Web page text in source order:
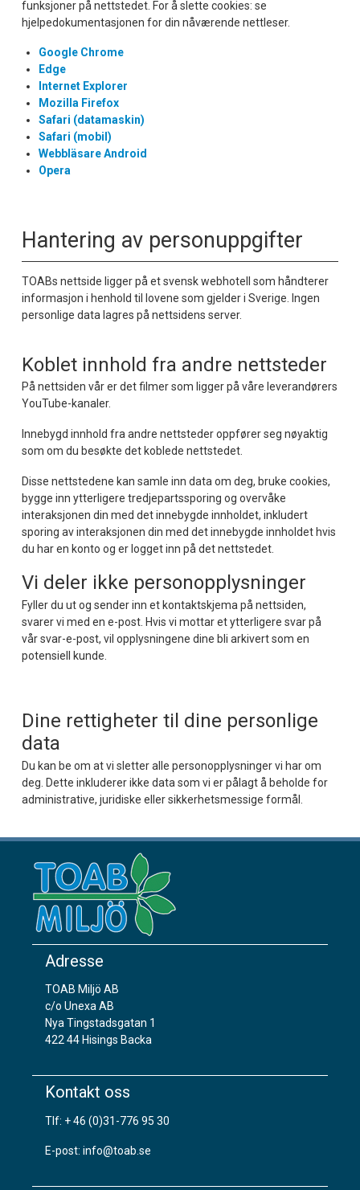
funksjoner på nettstedet. For å slette cookies: se
hjelpedokumentasjonen for din nåværende nettleser.
Google Chrome
Edge
Internet Explorer
Mozilla Firefox
Safari (datamaskin)
Safari (mobil)
Webbläsare Android
Opera
Hantering av personuppgifter
TOABs nettside ligger på et svensk webhotell som håndterer
informasjon i henhold til lovene som gjelder i Sverige. Ingen
personlige data lagres på nettsidens server.
Koblet innhold fra andre nettsteder
På nettsiden vår er det filmer som ligger på våre leverandørers
YouTube-kanaler.
Innebygd innhold fra andre nettsteder oppfører seg nøyaktig
som om du besøkte det koblede nettstedet.
Disse nettstedene kan samle inn data om deg, bruke cookies,
bygge inn ytterligere tredjepartssporing og overvåke
interaksjonen din med det innebygde innholdet, inkludert
sporing av interaksjonen din med det innebygde innholdet hvis
du har en konto og er logget inn på det nettstedet.
Vi deler ikke personopplysninger
Fyller du ut og sender inn et kontaktskjema på nettsiden,
svarer vi med en e-post. Hvis vi mottar et ytterligere svar på
vår svar-e-post, vil opplysningene dine bli arkivert som en
potensiell kunde.
Dine rettigheter til dine personlige
data
Du kan be om at vi sletter alle personopplysninger vi har om
deg. Dette inkluderer ikke data som vi er pålagt å beholde for
administrative, juridiske eller sikkerhetsmessige formål.
Adresse
TOAB Miljö AB
c/o Unexa AB
Nya Tingstadsgatan 1
422 44 Hisings Backa
Kontakt oss
Tlf: + 46 (0)31-776 95 30
E-post: info@toab.se